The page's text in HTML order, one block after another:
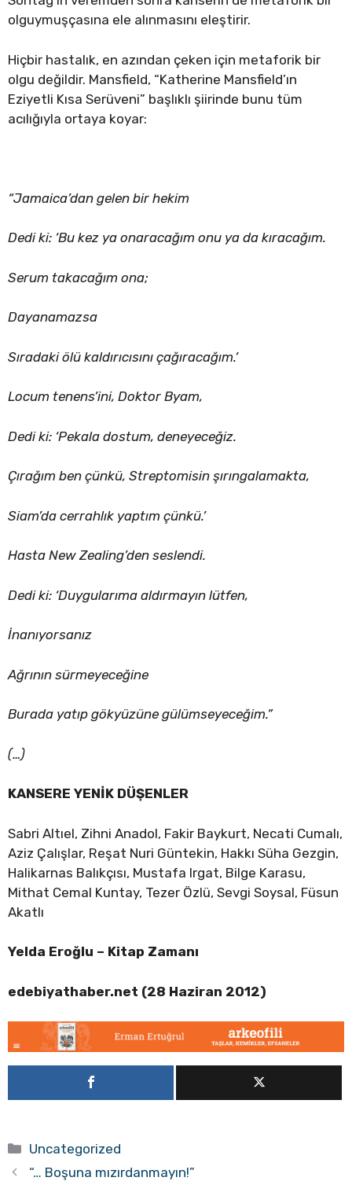
olguymuşçasına ele alınmasını eleştirir.
Hiçbir hastalık, en azından çeken için metaforik bir
olgu değildir. Mansfield, “Katherine Mansfield’ın
Eziyetli Kısa Serüveni” başlıklı şiirinde bunu tüm
acılığıyla ortaya koyar:
“Jamaica’dan gelen bir hekim
Dedi ki: ‘Bu kez ya onaracağım onu ya da kıracağım.
Serum takacağım ona;
Dayanamazsa
Sıradaki ölü kaldırıcısını çağıracağım.’
Locum tenens’ini, Doktor Byam,
Dedi ki: ‘Pekala dostum, deneyeceğiz.
Çırağım ben çünkü, Streptomisin şırıngalamakta,
Siam’da cerrahlık yaptım çünkü.’
Hasta New Zealing’den seslendi.
Dedi ki: ‘Duygularıma aldırmayın lütfen,
İnanıyorsanız
Ağrının sürmeyeceğine
Burada yatıp gökyüzüne gülümseyeceğim.”
(…)
KANSERE YENİK DÜŞENLER
Sabri Altıel, Zihni Anadol, Fakir Baykurt, Necati Cumalı,
Aziz Çalışlar, Reşat Nuri Güntekin, Hakkı Süha Gezgin,
Halikarnas Balıkçısı, Mustafa Irgat, Bilge Karasu,
Mithat Cemal Kuntay, Tezer Özlü, Sevgi Soysal, Füsun
Akatlı
Yelda Eroğlu – Kitap Zamanı
edebiyathaber.net (28 Haziran 2012)
Kategoriler
Uncategorized
“… Boşuna mızırdanmayın!”